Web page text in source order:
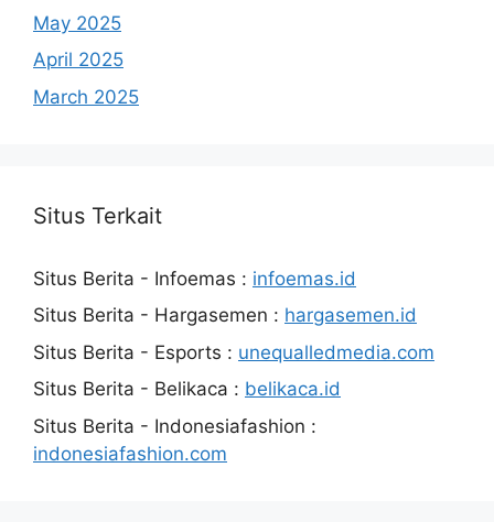
May 2025
April 2025
March 2025
Situs Terkait
Situs Berita - Infoemas : infoemas.id
Situs Berita - Hargasemen : hargasemen.id
Situs Berita - Esports : unequalledmedia.com
Situs Berita - Belikaca : belikaca.id
Situs Berita - Indonesiafashion :
indonesiafashion.com